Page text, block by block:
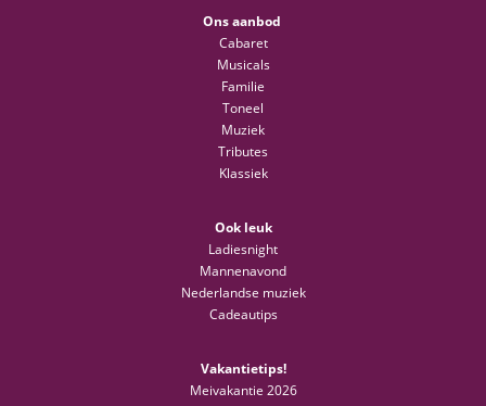
Ons aanbod
Cabaret
Musicals
Familie
Toneel
Muziek
Tributes
Klassiek
Ook leuk
Ladiesnight
Mannenavond
Nederlandse muziek
Cadeautips
Vakantietips!
Meivakantie 2026